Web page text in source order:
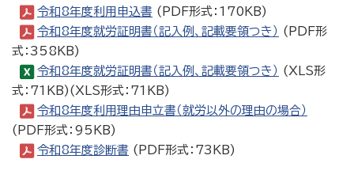
令和8年度利用申込書 (PDF形式：170KB)
令和8年度就労証明書（記入例、記載要領つき） (PDF形
式：358KB)
令和8年度就労証明書（記入例、記載要領つき） (XLS形
式：71KB)(XLS形式：71KB)
令和8年度利用理由申立書（就労以外の理由の場合）
(PDF形式：95KB)
令和8年度診断書 (PDF形式：73KB)